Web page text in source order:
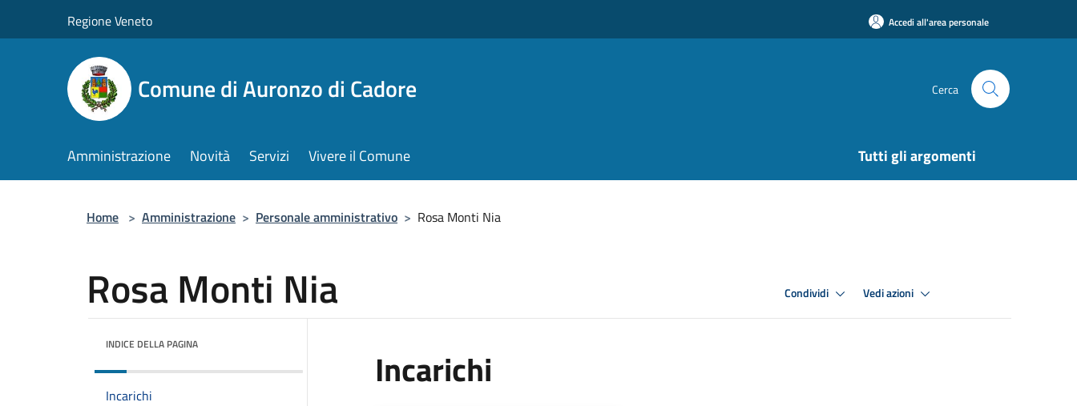
Regione Veneto Accedi all'area personale
Comune di Auronzo di Cadore Cerca
Amministrazione Novità Servizi Vivere il Comune Tutti gli argomenti
Home > Amministrazione > Personale amministrativo > Rosa Monti Nia
Rosa Monti Nia Condividi Vedi azioni
INDICE DELLA PAGINA
Incarichi
Incarichi